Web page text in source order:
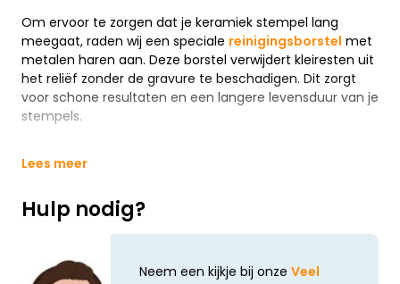
Om ervoor te zorgen dat je keramiek stempel lang
meegaat, raden wij een speciale reinigingsborstel met
metalen haren aan. Deze borstel verwijdert kleiresten uit
het reliëf zonder de gravure te beschadigen. Dit zorgt
voor schone resultaten en een langere levensduur van je
stempels.
Lees meer
Hulp nodig?
Neem een kijkje bij onze Veel